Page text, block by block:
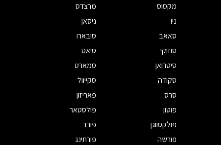
מקסוס
מרצדס
ניו
ניסאן
סאאב
סובארו
סוזוקי
סיאט
סיטרואן
סמארט
סקודה
סקייוול
סרס
פאריזון
פוטון
פולסטאר
פולקסווגן
פורד
פורשה
פורתינג